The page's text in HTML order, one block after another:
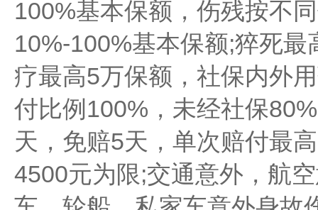
100%基本保额，伤残按不
10%-100%基本保额;猝死
疗最高5万保额，社保内外
付比例100%，未经社保
天，免赔5天，单次赔付最
4500元为限;交通意外，航